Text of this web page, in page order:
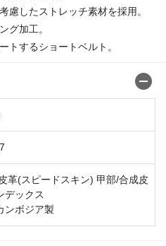
慮したストレッチ素材を採用。
グ加工。
トするショートベルト。
革(スピードスキン) 甲部/合成皮
デックス
ンボジア製